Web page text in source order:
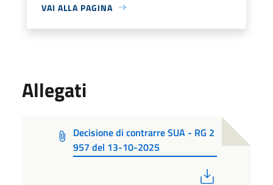
VAI ALLA PAGINA
Allegati
Decisione di contrarre SUA - RG 2
957 del 13-10-2025